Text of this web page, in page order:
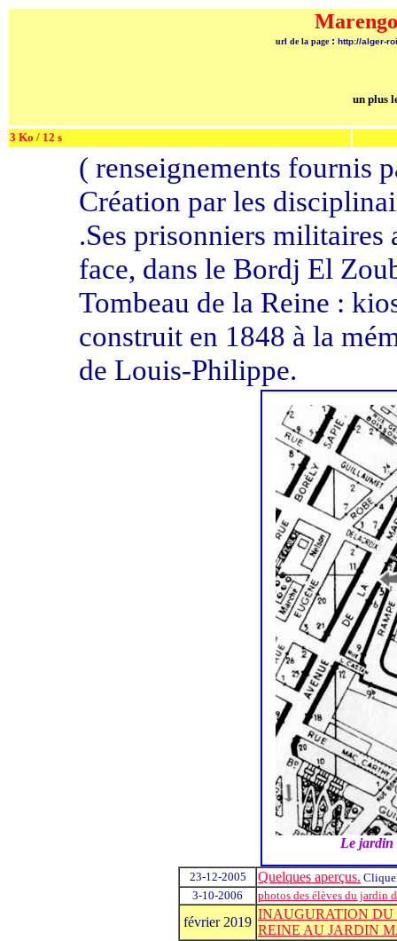
url de la page: http://alger-
un plus
3 Ko / 12 s
( renseignements fournis
Création par les
.Ses prisonniers militaires
face, dans le Bordj El
Tombeau de la Reine :
construit en 1848 à la
de Louis-Philippe.
Le jardin
23-12-2005 Quelques aperçus.
3-10-2006
photos des élèves du jardin
février 2019
INAUGURATION DU
REINE AU JARDIN